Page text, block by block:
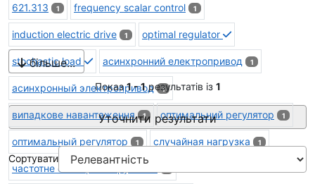
621.313
1 frequency scalar control 1
induction electric drive 1 optimal regulator
stochastic load асинхронний електропривод 1
асинхронный электропривод 1
випадкове навантаження 1 оптимальний регулятор 1
оптимальный регулятор 1 случайная нагрузка 1
частотне скалярне керування
більше...
Показ1 - 1результатів із 1
Уточнити результати
Сортувати